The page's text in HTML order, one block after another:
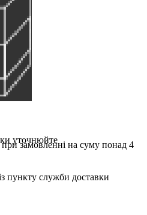
уточнюйте
замовленні на суму понад 4
пункту служби доставки